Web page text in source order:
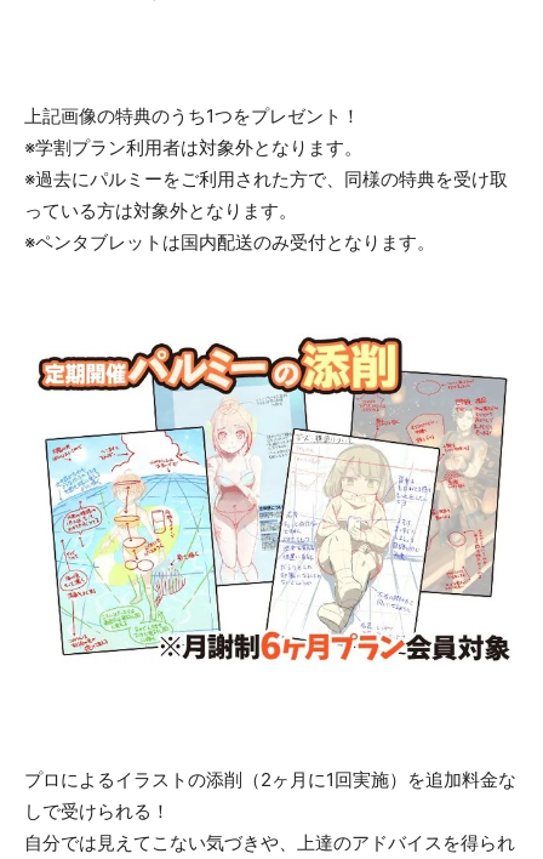
上記画像の特典のうち1つをプレゼント！
※学割プラン利用者は対象外となります。
※過去にパルミーをご利用された方で、同様の特典を受け取
っている方は対象外となります。
※ペンタブレットは国内配送のみ受付となります。
プロによるイラストの添削（2ヶ月に1回実施）を追加料金な
しで受けられる！
自分では見えてこない気づきや、上達のアドバイスを得られ